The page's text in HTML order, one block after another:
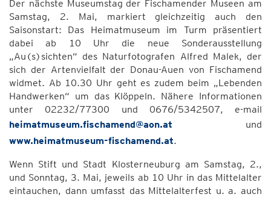
Der nächste Museumstag der Fischamender Museen am
Samstag, 2. Mai, markiert gleichzeitig auch den
Saisonstart: Das Heimatmuseum im Turm präsentiert
dabei ab 10 Uhr die neue Sonderausstellung
„Au(s)sichten“ des Naturfotografen Alfred Malek, der
sich der Artenvielfalt der Donau-Auen von Fischamend
widmet. Ab 10.30 Uhr geht es zudem beim „Lebenden
Handwerken“ um das Klöppeln. Nähere Informationen
unter 02232/77300 und 0676/5342507, e-mail
heimatmuseum.fischamend@aon.at und
www.heimatmuseum-fischamend.at.
Wenn Stift und Stadt Klosterneuburg am Samstag, 2.,
und Sonntag, 3. Mai, jeweils ab 10 Uhr in das Mittelalter
eintauchen, dann umfasst das Mittelalterfest u. a. auch